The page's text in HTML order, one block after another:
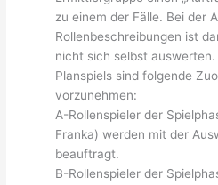
zu einem der Fälle. Bei der
Rollenbeschreibungen ist
nicht sich selbst
Planspiels sind folgende
vorzunehmen:
A-Rollenspieler der
Franka) werden mit der
beauftragt.
B-Rollenspieler der